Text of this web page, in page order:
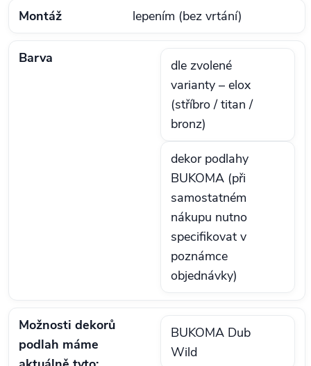
Montáž lepením (bez vrtání)
Barva
dle zvolené
varianty – elox
(stříbro / titan /
bronz)
dekor podlahy
BUKOMA (při
samostatném
nákupu nutno
specifikovat v
poznámce
objednávky)
Možnosti dekorů
podlah máme
BUKOMA Dub
Wild